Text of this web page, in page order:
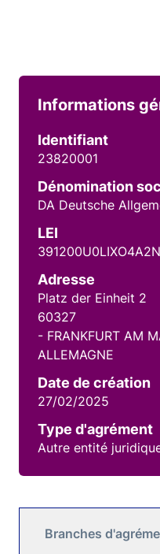
Informations
Identifiant
23820001
Dénomination
DA Deutsche
LEI
Adresse
Platz der Einheit 2
60327
- FRANKFURT AM
ALLEMAGNE
Date de création
27/02/2025
Type d'agrément
Autre entité
Branches